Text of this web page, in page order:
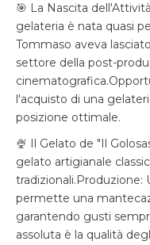
🎯 La Nascita
gelateria è nata quasi
Tommaso aveva
settore della post-
l'acquisto di una
posizione ottimale.
🍨 Il Gelato de "Il
gelato artigianale
tradizionali.Produzione:
permette una
garantendo gusti
assoluta è la qualità